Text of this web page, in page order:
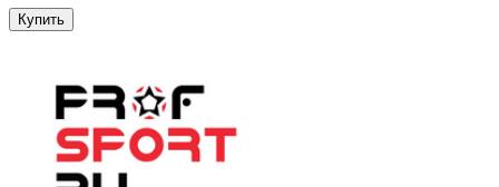
Купить